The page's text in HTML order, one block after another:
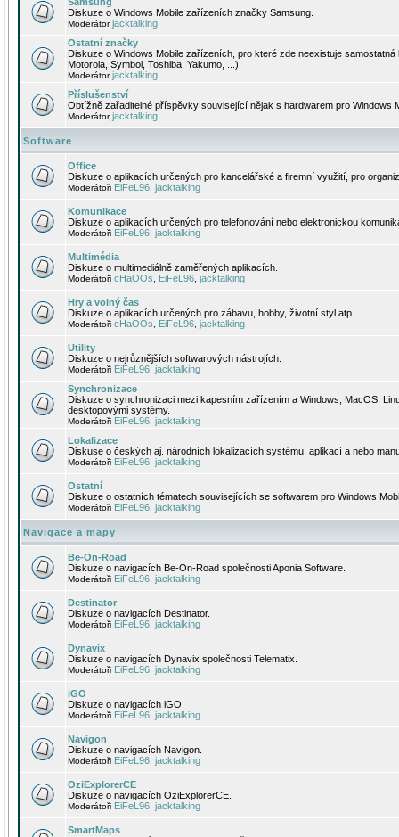
Diskuze o Windows Mobile zařízeních značky Samsung.
Moderátorjacktalking
Ostatní značky
Diskuze o Windows Mobile zařízeních, pro které zde neexistuje
Motorola, Symbol, Toshiba, Yakumo, ...).
Moderátorjacktalking
Příslušenství
Obtížně zařaditelné příspěvky související nějak s hardwarem pro Windows
Moderátorjacktalking
Software
Office
Diskuze o aplikacích určených pro kancelářské a firemní využití, pro
Moderátoři EiFeL96 jacktalking
Komunikace
Diskuze o aplikacích určených pro telefonování nebo elektronickou
Moderátoři EiFeL96 jacktalking
Multimédia
Diskuze o multimediálně zaměřených aplikacích.
Moderátoři cHaOOs EiFeL96 jacktalking
Hry a volný čas
Diskuze o aplikacích určených pro zábavu, hobby, životní styl atp.
Moderátoři cHaOOs EiFeL96 jacktalking
Utility
Diskuze o nejrůznějších softwarových nástrojích.
Moderátoři EiFeL96 jacktalking
Synchronizace
Diskuze o synchronizaci mezi kapesním zařízením a Windows, MacOS,
desktopovými systémy.
Moderátoři EiFeL96 jacktalking
Lokalizace
Diskuse o českých aj. národních lokalizacích systému, aplikací a nebo
Moderátoři EiFeL96 jacktalking
Ostatní
Diskuze o ostatních tématech souvisejících se softwarem pro Windows
Moderátoři EiFeL96 jacktalking
Navigace a mapy
Be-On-Road
Diskuze o navigacích Be-On-Road společnosti Aponia Software.
Moderátoři EiFeL96 jacktalking
Destinator
Diskuze o navigacích Destinator.
Moderátoři EiFeL96 jacktalking
Dynavix
Diskuze o navigacích Dynavix společnosti Telematix.
Moderátoři EiFeL96 jacktalking
iGO
Diskuze o navigacích iGO.
Moderátoři EiFeL96 jacktalking
Navigon
Diskuze o navigacích Navigon.
Moderátoři EiFeL96 jacktalking
OziExplorerCE
Diskuze o navigacích OziExplorerCE.
Moderátoři EiFeL96 jacktalking
SmartMaps